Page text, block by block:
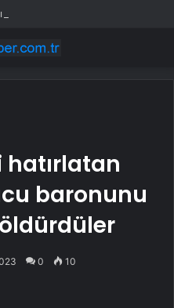
hatırlatan
baronunu
0 10